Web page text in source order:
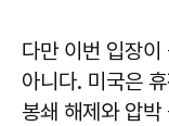
다만 이번 입장
아니다. 미국은
봉쇄 해제와 압